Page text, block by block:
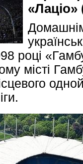
році
місті